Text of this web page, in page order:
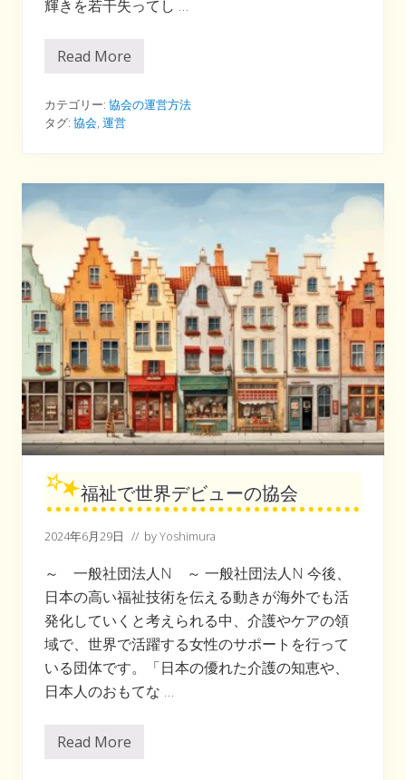
輝きを若干失ってし …
協
出
す
メ
ン
は
何
が
違
う
？
Read More
カテゴリー: 協会の運営方法
タグ: 協会 運営
福祉で世界デビューの協会
2024年6月29日 // byYoshimura
～ 一般社団法人N ～ 一般社団法人N 今後、
日本の高い福祉技術を伝える動きが海外でも活
発化していくと考えられる中、介護やケアの領
域で、世界で活躍する女性のサポートを行って
いる団体です。「日本の優れた介護の知恵や、
日本人のおもてな …
福
Read More